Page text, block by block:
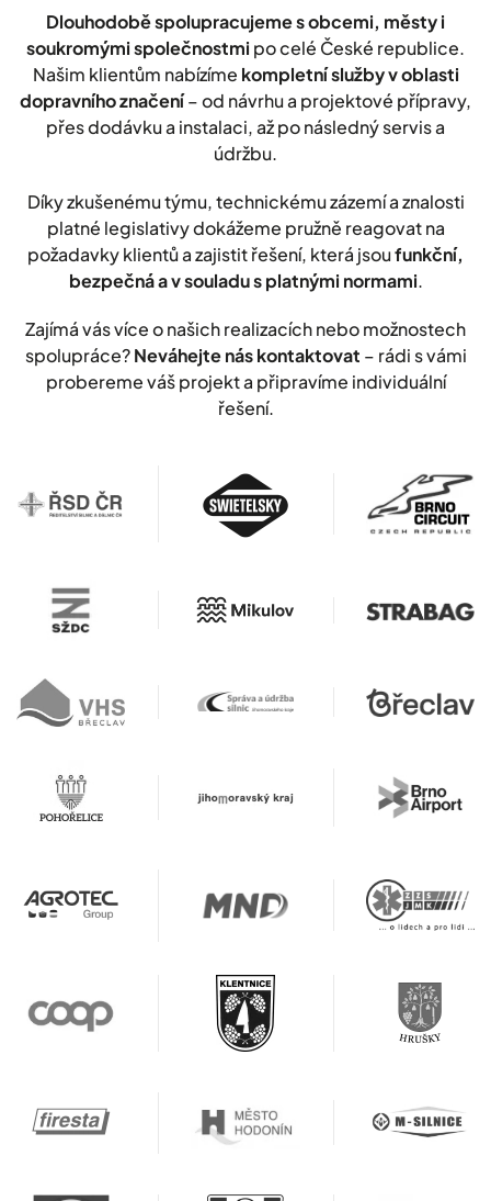
Dlouhodobě spolupracujeme s obcemi, městy i
soukromými společnostmi po celé České republice.
Našim klientům nabízíme kompletní služby v oblasti
dopravního značení– od návrhu a projektové přípravy,
přes dodávku a instalaci, až po následný servis a
údržbu.
Díky zkušenému týmu, technickému zázemí a znalosti
platné legislativy dokážeme pružně reagovat na
požadavky klientů a zajistit řešení, která jsoufunkční,
bezpečná a v souladu s platnými normami.
Zajímá vás více o našich realizacích nebo možnostech
spolupráce?Neváhejte nás kontaktovat – rádi s vámi
probereme váš projekt a připravíme individuální
řešení.